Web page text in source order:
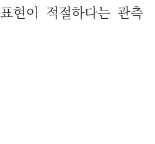
현이 적절하다는 관측